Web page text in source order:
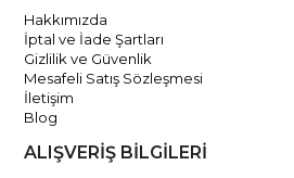
Hakkımızda
İptal ve İade Şartları
Gizlilik ve Güvenlik
Mesafeli Satış Sözleşmesi
İletişim
Blog
ALIŞVERİŞ BİLGİLERİ